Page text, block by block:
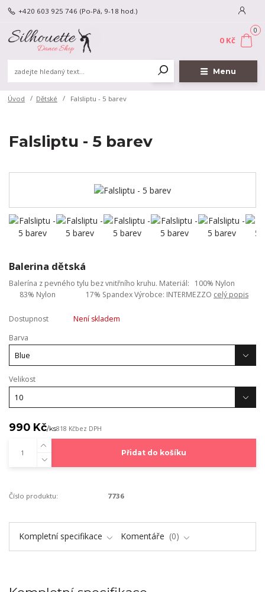
Menu
+420 603 925 746 (Po-Pá, 9-18 hod.)
0
0 Kč
Úvod Dětské Falsliptu - 5 barev
Falsliptu - 5 barev
Balerina dětská
Balerína z pevného tylu bez vnitřního kruhu. Materiál: 100% Nylon
83% Nylon 17% Spandex Výrobce: INTERMEZZO celý popis
Dostupnost
Není skladem
Barva
Velikost
990 Kč/ks818 Kčbez DPH
Přidat do košíku
Číslo produktu: 7736
Kompletní specifikace Komentáře 0